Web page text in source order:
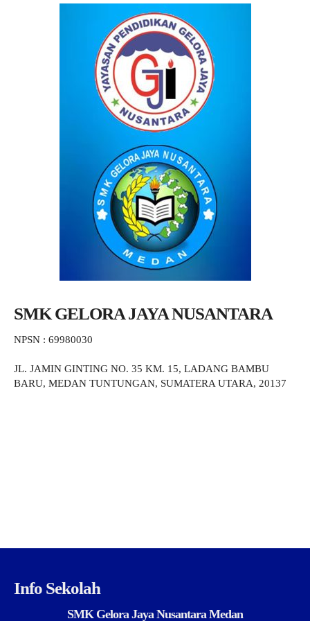
SMK GELORA JAYA NUSANTARA
NPSN : 69980030
JL. JAMIN GINTING NO. 35 KM. 15, LADANG BAMBU
BARU, MEDAN TUNTUNGAN, SUMATERA UTARA, 20137
Info Sekolah
SMK Gelora Jaya Nusantara Medan